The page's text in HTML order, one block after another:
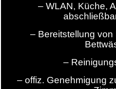
– WLAN, Küche,
– Bereitstellung
–
– offiz. Genehmigung